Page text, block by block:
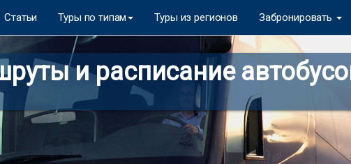
Статьи Туры по типам Туры из регионов Забронировать
и расписание